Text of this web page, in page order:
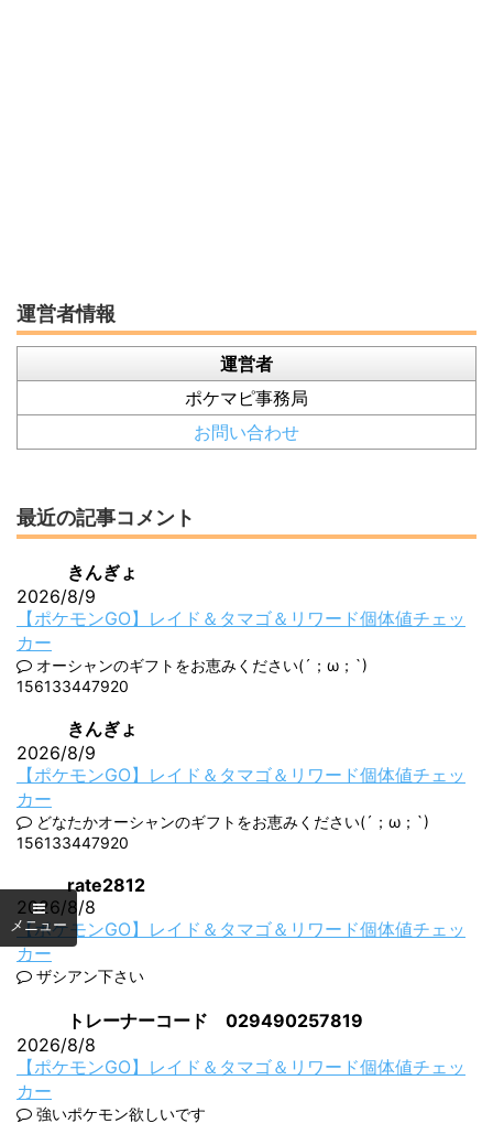
運営者情報
運営者
ポケマピ事務局
お問い合わせ
最近の記事コメント
きんぎょ
2026/8/9
【ポケモンGO】レイド＆タマゴ＆リワード個体値チェッ
カー
オーシャンのギフトをお恵みください(´；ω；`)
156133447920
きんぎょ
2026/8/9
【ポケモンGO】レイド＆タマゴ＆リワード個体値チェッ
カー
どなたかオーシャンのギフトをお恵みください(´；ω；`)
156133447920
rate2812
2026/8/8
【ポケモンGO】レイド＆タマゴ＆リワード個体値チェッ
カー
ザシアン下さい
トレーナーコード 029490257819
2026/8/8
【ポケモンGO】レイド＆タマゴ＆リワード個体値チェッ
カー
強いポケモン欲しいです